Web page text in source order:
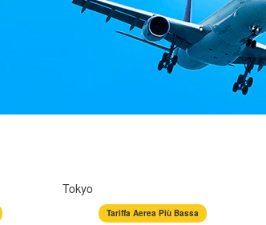
Tokyo
Tariffa Aerea Più Bassa